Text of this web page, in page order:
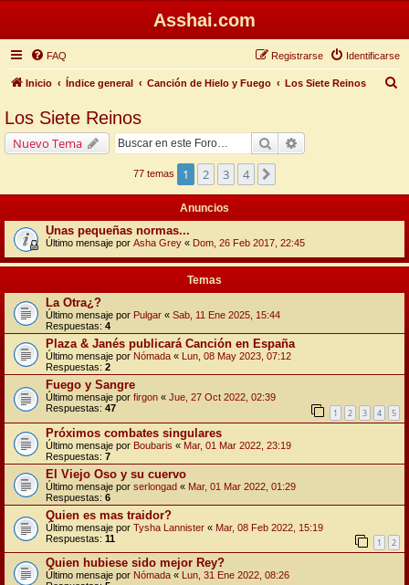
Asshai.com
FAQ Identificarse
Registrarse
Inicio Índice general Canción de Hielo y Fuego Los Siete Reinos
Los Siete Reinos
Nuevo Tema Buscar
77 temas 1 2 3 4
Anuncios
Unas pequeñas normas...
Último mensaje por Asha Grey « Dom, 26 Feb 2017, 22:45
Temas
La Otra¿?
Último mensaje por Pulgar « Sab, 11 Ene 2025, 15:44
Respuestas: 4
Plaza & Janés publicará Canción en España
Último mensaje por Nómada « Lun, 08 May 2023, 07:12
Respuestas: 2
Fuego y Sangre
Último mensaje por firgon « Jue, 27 Oct 2022, 02:39
Respuestas: 47 1 2 3 4 5
Próximos combates singulares
Último mensaje por Boubaris « Mar, 01 Mar 2022, 23:19
Respuestas: 7
El Viejo Oso y su cuervo
Último mensaje por serlongad « Mar, 01 Mar 2022, 01:29
Respuestas: 6
Quien es mas traidor?
Último mensaje por Tysha Lannister « Mar, 08 Feb 2022, 15:19
Respuestas: 11 1 2
Quien hubiese sido mejor Rey?
Último mensaje por Nómada «
Lun, 31 Ene 2022, 08:26